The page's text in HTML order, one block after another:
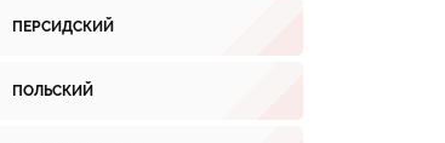
ПЕРСИДСКИЙ
ПОЛЬСКИЙ